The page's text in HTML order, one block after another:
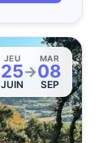
JEU
25
JUIN
→
MAR
08
SEP